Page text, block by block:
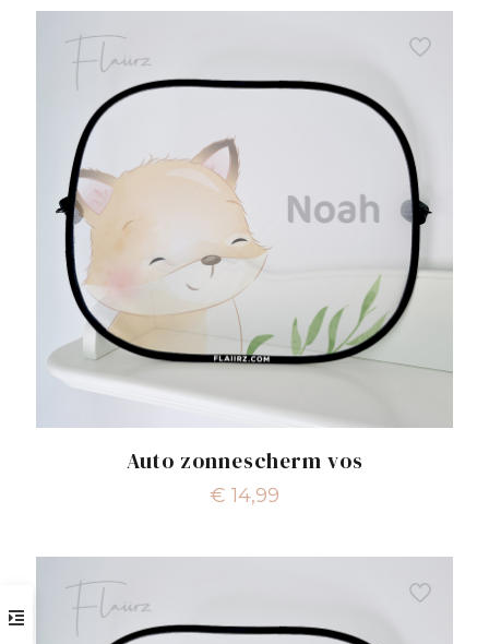
Auto zonnescherm vos
€ 14,99